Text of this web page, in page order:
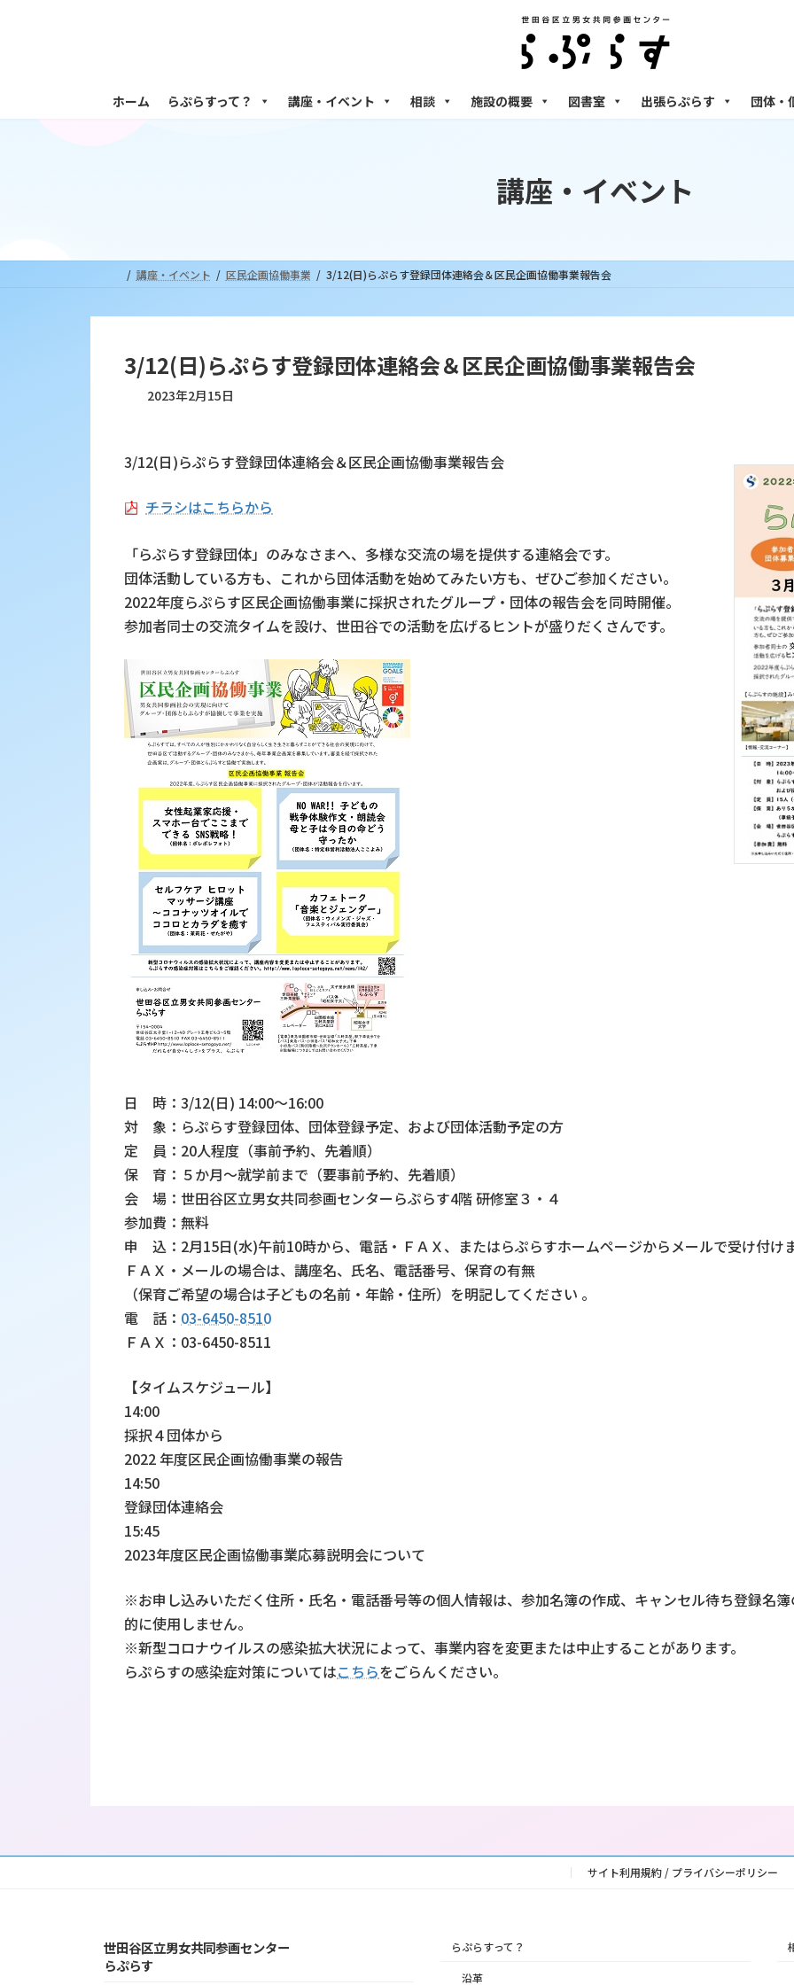
へ
ョ
ホーム らぷらすって？ 講座・イベント 相談 施設の概要 図書室 出張らぷらす 団体・
講座・イベント
講座・イベント 区民企画協働事業 3/12(日)らぷらす登録団体連絡会＆区民企画協働事業報告会
3/12(日)らぷらす登録団体連絡会＆区民企画協働事業報告会
2023年2月15日
3/12(日)らぷらす登録団体連絡会＆区民企画協働事業報告会
チラシはこちらから
「らぷらす登録団体」のみなさまへ、多様な交流の場を提供する連絡会です。
団体活動している方も、これから団体活動を始めてみたい方も、ぜひご参加ください。
2022年度らぷらす区民企画協働事業に採択されたグループ・団体の報告会を同時開催。
参加者同士の交流タイムを設け、世田谷での活動を広げるヒントが盛りだくさんです。
日 時：3/12(日) 14:00～16:00
対 象：らぷらす登録団体、団体登録予定、および団体活動予定の方
定 員：20人程度（事前予約、先着順）
保 育：５か月～就学前まで（要事前予約、先着順）
会 場：世田谷区立男女共同参画センターらぷらす4階 研修室３・４
参加費：無料
申 込：2月15日(水)午前10時から、電話・ＦＡＸ、またはらぷらすホームページからメールで受け付け
ＦＡＸ・メールの場合は、講座名、氏名、電話番号、保育の有無
（保育ご希望の場合は子どもの名前・年齢・住所）を明記してください 。
電 話： 03-6450-8510
ＦＡＸ：03-6450-8511
【タイムスケジュール】
14:00
採択４団体から
2022 年度区民企画協働事業の報告
14:50
登録団体連絡会
15:45
2023年度区民企画協働事業応募説明会について
※お申し込みいただく住所・氏名・電話番号等の個人情報は、参加名簿の作成、キャンセル待ち登録名
的に使用しません。
※新型コロナウイルスの感染拡大状況によって、事業内容を変更または中止することがあります。
らぷらすの感染症対策についてはこちらをごらんください。
サイト利用規約 / プライバシーポリシー
世田谷区立男女共同参画センター
らぷらす
らぷらすって？
沿革